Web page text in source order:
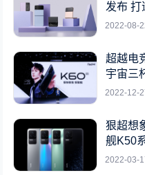
发布 打
2022-08-
超越电
宇宙三
2022-12-
狠超想
舰K50
2022-03-